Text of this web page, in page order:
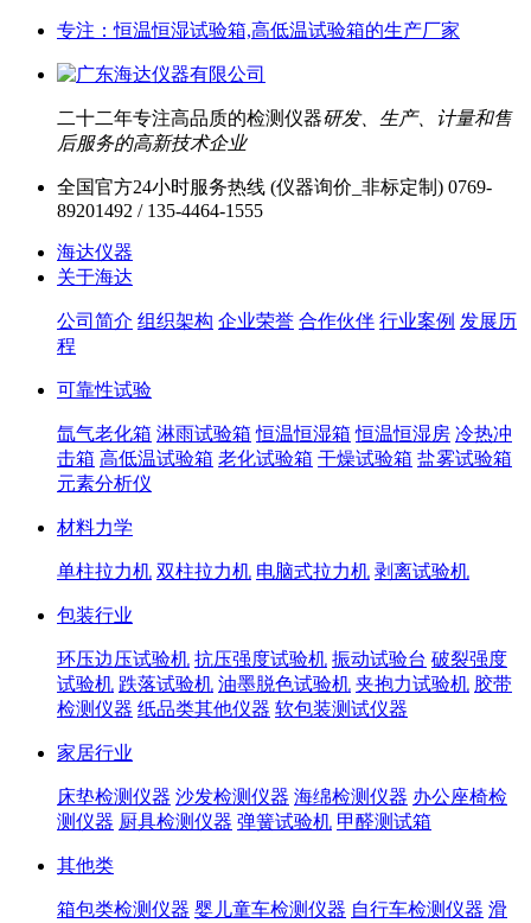
专注：恒温恒湿试验箱,高低温试验箱的生产厂家
二十二年专注高品质的检测仪器研发、生产、计量和售
后服务的高新技术企业
全国官方24小时服务热线 (仪器询价_非标定制) 0769-
89201492 / 135-4464-1555
海达仪器
关于海达
公司简介 组织架构 企业荣誉 合作伙伴 行业案例 发展历
程
可靠性试验
氙气老化箱 淋雨试验箱 恒温恒湿箱 恒温恒湿房 冷热冲
击箱 高低温试验箱 老化试验箱 干燥试验箱 盐雾试验箱
元素分析仪
材料力学
单柱拉力机 双柱拉力机 电脑式拉力机 剥离试验机
包装行业
环压边压试验机 抗压强度试验机 振动试验台 破裂强度
试验机 跌落试验机 油墨脱色试验机 夹抱力试验机 胶带
检测仪器 纸品类其他仪器 软包装测试仪器
家居行业
床垫检测仪器 沙发检测仪器 海绵检测仪器 办公座椅检
测仪器 厨具检测仪器 弹簧试验机 甲醛测试箱
其他类
箱包类检测仪器 婴儿童车检测仪器 自行车检测仪器 滑